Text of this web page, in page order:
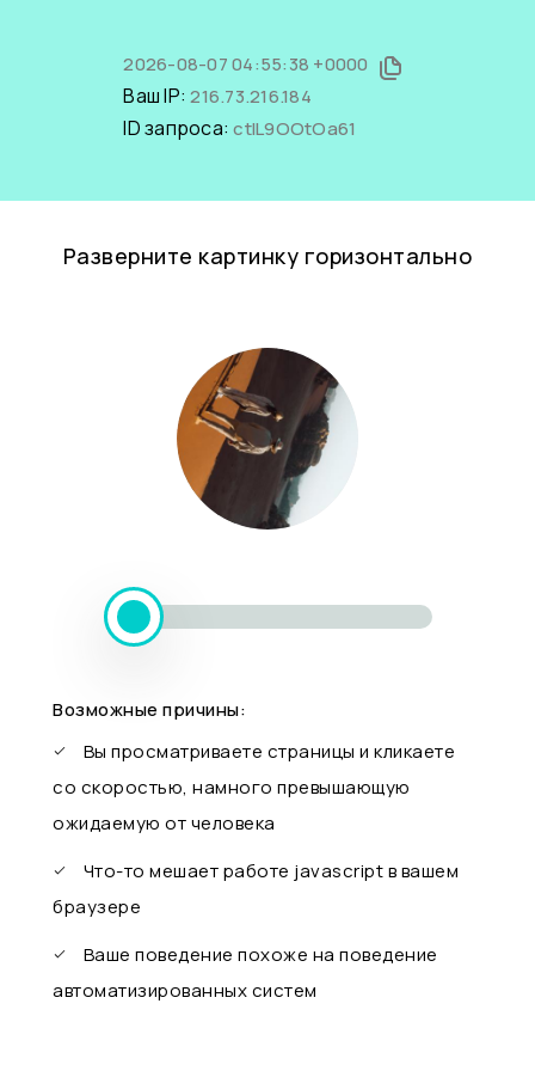
2026-08-07 04:55:38 +0000
Ваш IP:216.73.216.184
ID запроса:ctIL9OOtOa61
Разверните картинку горизонтально
Возможные причины:
Вы просматриваете страницы и кликаете
со скоростью, намного превышающую
ожидаемую от человека
Что-то мешает работе javascript в вашем
браузере
Ваше поведение похоже на поведение
автоматизированных систем